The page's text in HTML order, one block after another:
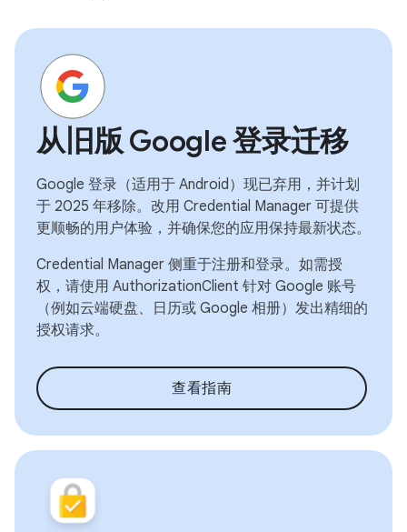
从旧版 Google 登录迁移
Google 登录（适用于 Android）现已弃用，并计划
于 2025 年移除。改用 Credential Manager 可提供
更顺畅的用户体验，并确保您的应用保持最新状态。
Credential Manager 侧重于注册和登录。如需授
权，请使用 AuthorizationClient 针对 Google 账号
（例如云端硬盘、日历或 Google 相册）发出精细的
授权请求。
查看指南